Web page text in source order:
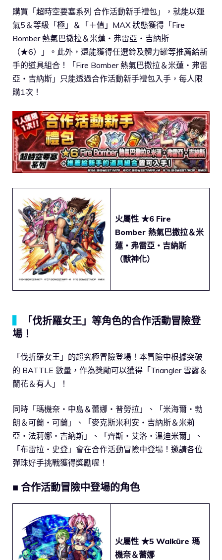
購買「超時空要塞系列 合作活動新手禮包」，就能以運
氣5＆等級「極」＆「＋值」MAX 狀態獲得「Fire
Bomber 熱氣巴撒拉＆米蓮・弗雷亞・吉納斯
（★6）」。此外，還能獲得任選鈴及體力罐等推薦給新
手的道具組合！「Fire Bomber 熱氣巴撒拉＆米蓮・弗雷
亞・吉納斯」只能透過合作活動新手禮包入手，每人限
購1次！
火屬性 ★6 Fire
Bomber 熱氣巴撒拉＆米
蓮・弗雷亞・吉納斯
（獸神化）
「伐折羅女王」等角色的合作活動冒險登
場！
「伐折羅女王」的超究極冒險登場！本冒險中根據突破
的 BATTLE 數量，作為獎勵可以獲得「Triangler 雪露＆
蘭花＆有人」！
同時「瑪機奈・中島＆蕾娜・普勞拉」、「米海爾・勃
朗＆可蘭・可蘭」、「麥克斯米利安・吉納斯＆米莉
亞・法莉娜・吉納斯」、「齊斯・艾洛・溫迪米爾」、
「布雷拉・史登」會在合作活動冒險中登場！邀請各位
彈珠好手挑戰獲得獎勵喔！
■ 合作活動冒險中登場的角色
火屬性 ★5 Walküre 瑪
機奈＆蕾娜